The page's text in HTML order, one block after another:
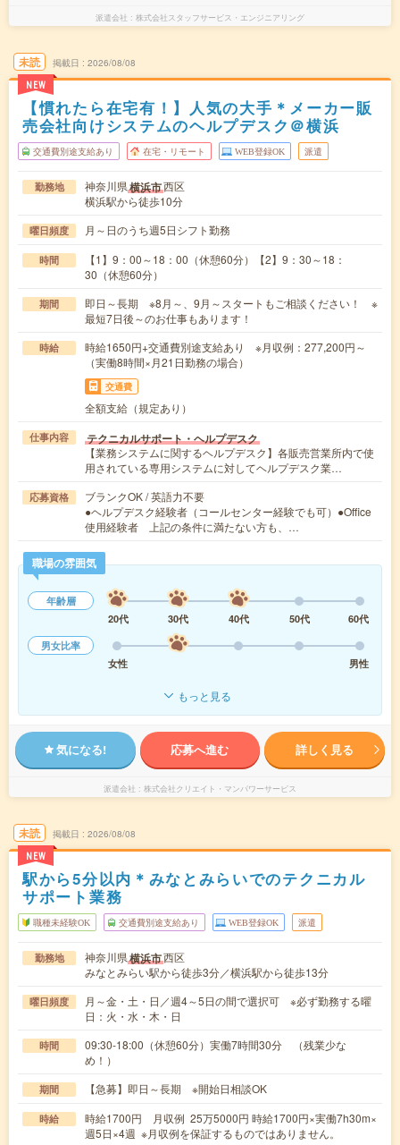
派遣会社 株式会社スタッフサービス・エンジニアリング
未読
NEW
掲載日 2026/08/08
【慣れたら在宅有！】人気の大手＊メーカー販
売会社向けシステムのヘルプデスク＠横浜
交通費別途支給あり 在宅・リモート WEB登録OK 派遣
勤務地 神奈川県横浜市西区
横浜駅から徒歩10分
曜日頻度 月～日のうち週5日シフト勤務
時間
【1】9：00～18：00（休憩60分）【2】9：30～18：
30（休憩60分）
期間
即日～長期 ※8月～、9月～スタートもご相談ください！ ※
最短7日後～のお仕事もあります！
時給
時給1650円+交通費別途支給あり ※月収例：277,200円～
（実働8時間×月21日勤務の場合）
交通費
全額支給（規定あり）
仕事内容 テクニカルサポート・ヘルプデスク
【業務システムに関するヘルプデスク】各販売営業所内で使
用されている専用システムに対してヘルプデスク業…
応募資格
ブランクOK / 英語力不要
●ヘルプデスク経験者（コールセンター経験でも可）●Office
使用経験者 上記の条件に満たない方も、…
職場の雰囲気
年齢層
20代
30代 40代 50代
60代
男女比率
女性
男性
もっと見る
気になる! 応募へ進む 詳しく見る
派遣会社 株式会社クリエイト・マンパワーサービス
未読
NEW
掲載日 2026/08/08
駅から5分以内＊みなとみらいでのテクニカル
サポート業務
職種未経験OK 交通費別途支給あり WEB登録OK 派遣
勤務地 神奈川県横浜市西区
みなとみらい駅から徒歩3分／横浜駅から徒歩13分
曜日頻度
月～金・土・日／週4～5日の間で選択可 ※必ず勤務する曜
日：火・水・木・日
時間
09:30-18:00（休憩60分）実働7時間30分 （残業少な
め！）
期間 【急募】即日～長期 ※開始日相談OK
時給
時給1700円 月収例 25万5000円 時給1700円×実働7h30m×
週5日×4週 ※月収例を保証するものではありません。